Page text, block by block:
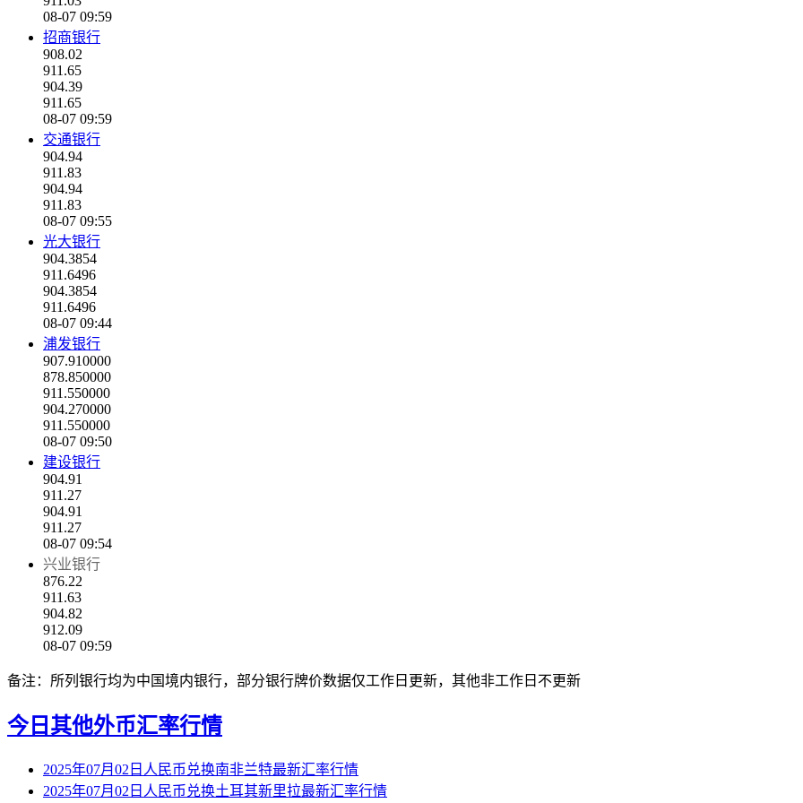
08-07 09:59
招商银行
908.02
911.65
904.39
911.65
08-07 09:59
交通银行
904.94
911.83
904.94
911.83
08-07 09:55
光大银行
904.3854
911.6496
904.3854
911.6496
08-07 09:44
浦发银行
907.910000
878.850000
911.550000
904.270000
911.550000
08-07 09:50
建设银行
904.91
911.27
904.91
911.27
08-07 09:54
兴业银行
876.22
911.63
904.82
912.09
08-07 09:59
备注：所列银行均为中国境内银行，部分银行牌价数据仅工作日更新，其他非工作日不更新
今日其他外币汇率行情
2025年07月02日人民币兑换南非兰特最新汇率行情
2025年07月02日人民币兑换土耳其新里拉最新汇率行情